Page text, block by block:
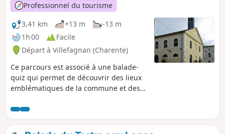
Professionnel du tourisme
3,41 km
+13 m
-13 m
1h 00
Facile
Départ à Villefagnan (Charente)
Ce parcours est associé à une balade-
quiz qui permet de découvrir des lieux
emblématiques de la commune et des
patrimoine, de façon ludique. Trouvez
l'affiche Au fil de nos histoires à la
mairie, et scannez le QR Code pour